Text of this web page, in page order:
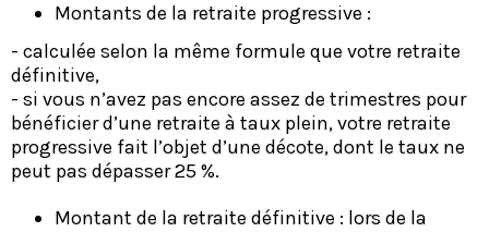
Montants de la retraite progressive :
- calculée selon la même formule que votre retraite
définitive,
- si vous n’avez pas encore assez de trimestres pour
bénéficier d’une retraite à taux plein, votre retraite
progressive fait l’objet d’une décote, dont le taux ne
peut pas dépasser 25 %.
Montant de la retraite définitive : lors de la